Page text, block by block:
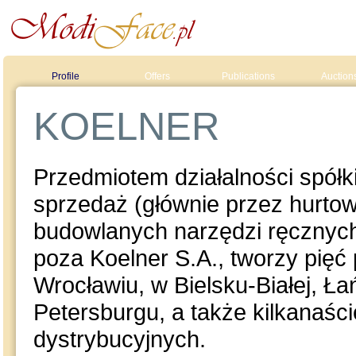
Profile Offers Publications
KOELNER
Przedmiotem działalności
sprzedaż (głównie przez
budowlanych narzędzi
poza Koelner S.A., tworzy
Wrocławiu, w Bielsku-Białej,
Petersburgu, a także
dystrybucyjnych.